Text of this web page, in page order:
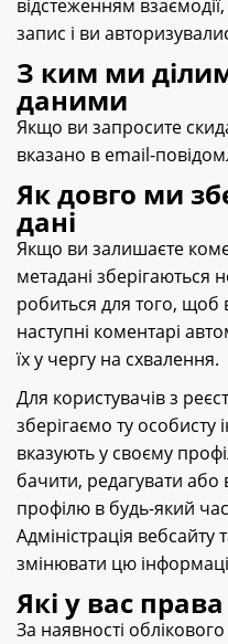
відстеженням
запис і ви
З ким ми
даними
Якщо ви запросите
вказано в email-
Як довго ми
дані
Якщо ви залишаєте
метадані зберігаються
робиться для того, щоб
наступні коментарі
їх у чергу на схвалення.
Для користувачів з
зберігаємо ту
вказують у своєму
бачити, редагувати
профілю в будь-який
Адміністрація
змінювати цю
Які у вас
За наявності